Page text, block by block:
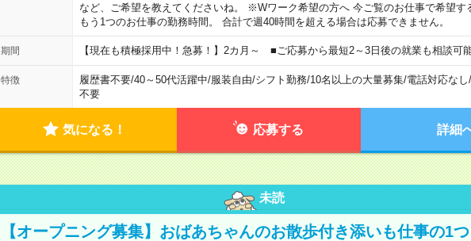
など、ご希望を教えてくださいね。 ※Wワーク希望の方へ 今ご覧のお仕事で希望す
もう1つのお仕事の勤務時間。 合計で週40時間を超える場合は応募できません。
期間 【現在も積極採用中！急募！】2カ月～ ■ご応募から最短2～3日後の就業も相談可
特徴 履歴書不要/40～50代活躍中/服装自由/シフト勤務/10名以上の大量募集/電話対応なし/
不要
気になる！ 応募する 詳細
未読
【オープニング募集】おばあちゃんのお散歩付き添いも仕事の1つ